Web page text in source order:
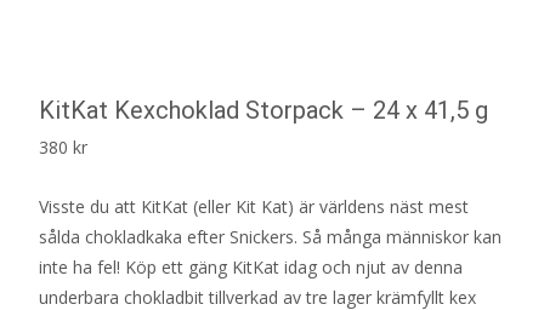
KitKat Kexchoklad Storpack – 24 x 41,5 g
380 kr
Visste du att KitKat (eller Kit Kat) är världens näst mest
sålda chokladkaka efter Snickers. Så många människor kan
inte ha fel! Köp ett gäng KitKat idag och njut av denna
underbara chokladbit tillverkad av tre lager krämfyllt kex